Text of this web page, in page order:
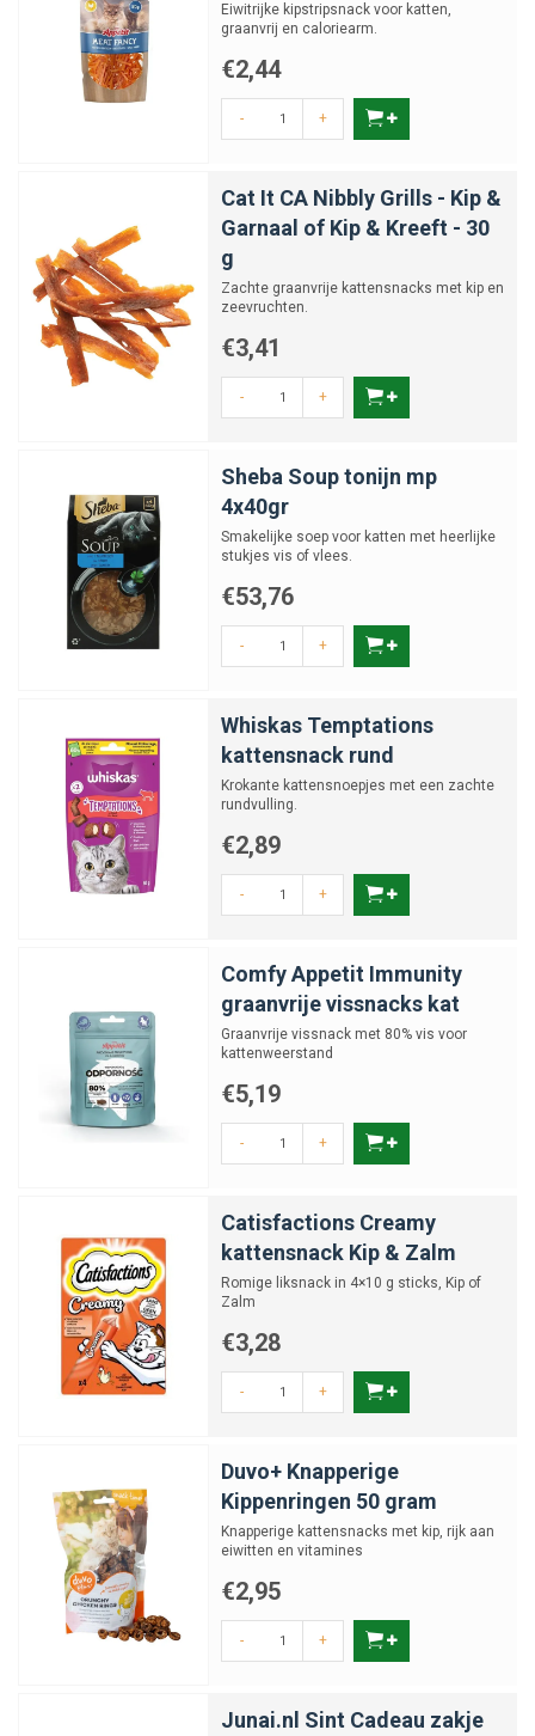
Eiwitrijke kipstripsnack voor katten,
graanvrij en caloriearm.
€2,44
- +
Cat It CA Nibbly Grills - Kip &
Garnaal of Kip & Kreeft - 30
g
Zachte graanvrije kattensnacks met kip en
zeevruchten.
€3,41
- +
Sheba Soup tonijn mp
4x40gr
Smakelijke soep voor katten met heerlijke
stukjes vis of vlees.
€53,76
- +
Whiskas Temptations
kattensnack rund
Krokante kattensnoepjes met een zachte
rundvulling.
€2,89
- +
Comfy Appetit Immunity
graanvrije vissnacks kat
Graanvrije vissnack met 80% vis voor
kattenweerstand
€5,19
- +
Catisfactions Creamy
kattensnack Kip & Zalm
Romige liksnack in 4×10 g sticks, Kip of
Zalm
€3,28
- +
Duvo+ Knapperige
Kippenringen 50 gram
Knapperige kattensnacks met kip, rijk aan
eiwitten en vitamines
€2,95
- +
Junai.nl Sint Cadeau zakje